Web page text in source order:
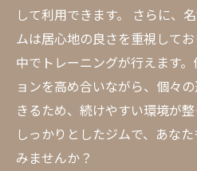
して利用できます。 さらに、
ムは居心地の良さを重視して
中でトレーニングが行えます
ョンを高め合いながら、個々
きるため、続けやすい環境が
しっかりとしたジムで、あな
みませんか？